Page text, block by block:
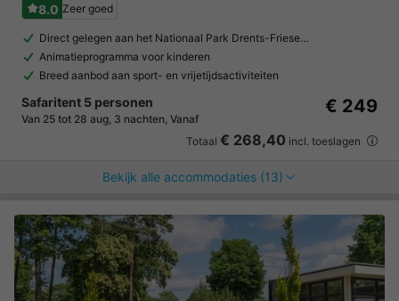
8.0 Zeer goed
Direct gelegen aan het Nationaal Park Drents-Friese…
Animatieprogramma voor kinderen
Breed aanbod aan sport- en vrijetijdsactiviteiten
Safaritent 5 personen
Van 25 tot 28 aug, 3 nachten, Vanaf
€ 249
Totaal € 268,40 incl. toeslagen
Bekijk alle accommodaties (13)